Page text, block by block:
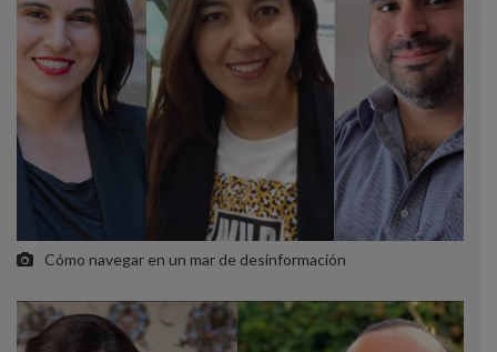
Cómo navegar en un mar de desinformación